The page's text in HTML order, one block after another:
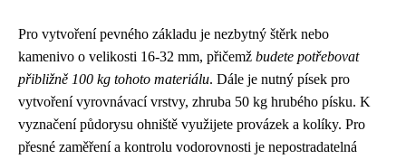
Pro vytvoření pevného základu je nezbytný štěrk nebo
kamenivo o velikosti 16-32 mm, přičemž budete potřebovat
přibližně 100 kg tohoto materiálu. Dále je nutný písek pro
vytvoření vyrovnávací vrstvy, zhruba 50 kg hrubého písku. K
vyznačení půdorysu ohniště využijete provázek a kolíky. Pro
přesné zaměření a kontrolu vodorovnosti je nepostradatelná